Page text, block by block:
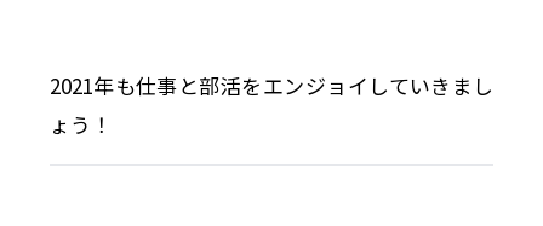
2021年も仕事と部活をエンジョイしていきまし
ょう！